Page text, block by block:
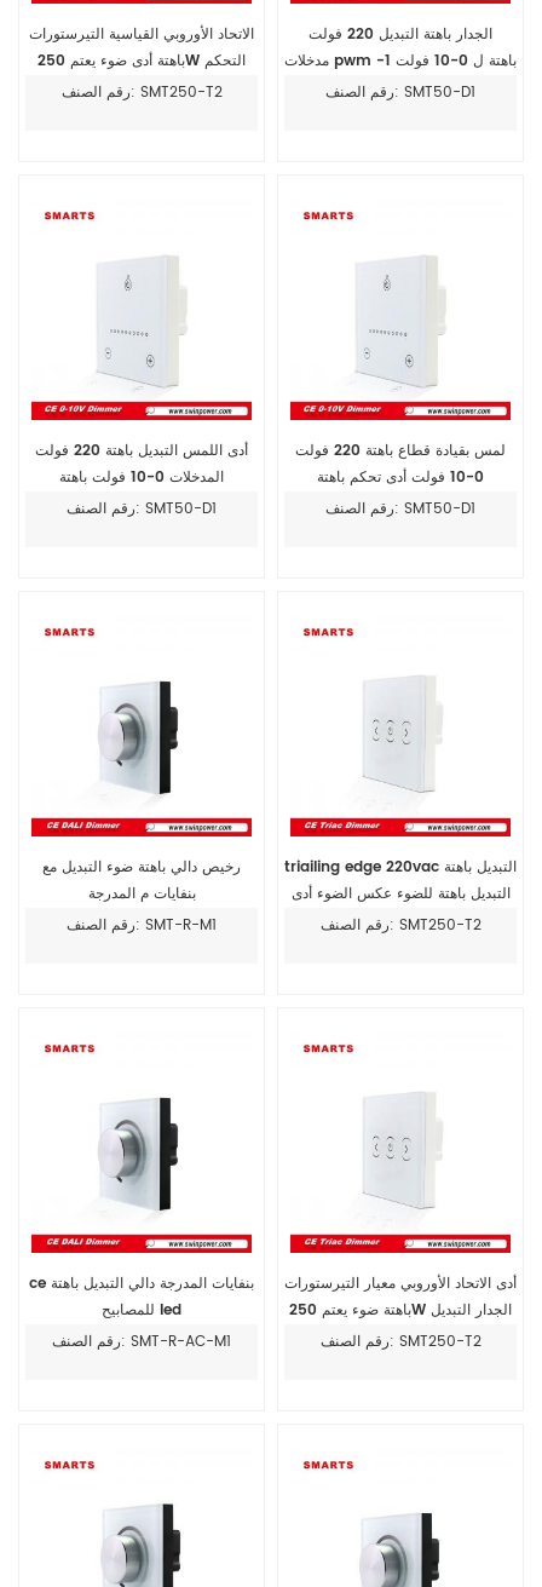
الاتحاد الأوروبي القياسية التيرستورات
باهتة أدى ضوء يعتم 250W التحكم
الجدار باهتة التبديل
رقم الصنف: SMT250-T2
الجدار باهتة التبديل 220 فولت
مدخلات pwm باهتة ل 0-10 فولت 1-
10 فولت
رقم الصنف: SMT50-D1
أدى اللمس التبديل باهتة 220 فولت
المدخلات 0-10 فولت باهتة
رقم الصنف: SMT50-D1
لمس بقيادة قطاع باهتة 220 فولت
0-10 فولت أدى تحكم باهتة
رقم الصنف: SMT50-D1
رخيص دالي باهتة ضوء التبديل مع
بنفايات م المدرجة
رقم الصنف: SMT-R-M1
triailing edge 220vac التبديل باهتة
التبديل باهتة للضوء عكس الضوء أدى
رقم الصنف: SMT250-T2
ce بنفايات المدرجة دالي التبديل باهتة
للمصابيح led
رقم الصنف: SMT-R-AC-M1
أدى الاتحاد الأوروبي معيار التيرستورات
باهتة ضوء يعتم 250W الجدار التبديل
باهتة التبديل
رقم الصنف: SMT250-T2